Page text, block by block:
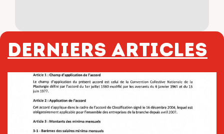
Derniers articles